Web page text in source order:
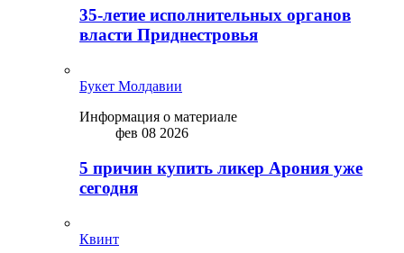
35-летие исполнительных органов
власти Приднестровья
Букет Молдавии
Информация о материале
фев 08 2026
5 причин купить ликep Арония уже
сегодня
Квинт